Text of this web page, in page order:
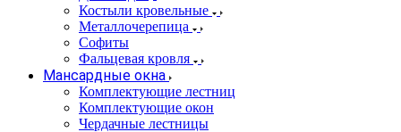
Костыли кровельные
Металлочерепица
Софиты
Фальцевая кровля
Мансардные окна
Комплектующие лестниц
Комплектующие окон
Чердачные лестницы